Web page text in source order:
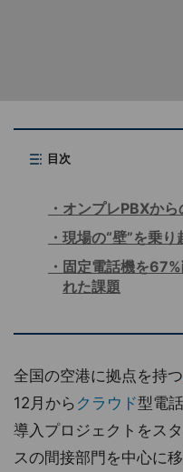
目次
オンプレPBXか
現場の“壁”を乗
固定電話機を
れた課題
全国の空港に拠点を持つ
12月から クラウド型電
導入プロジェクトをス
スの間接部門を中心に